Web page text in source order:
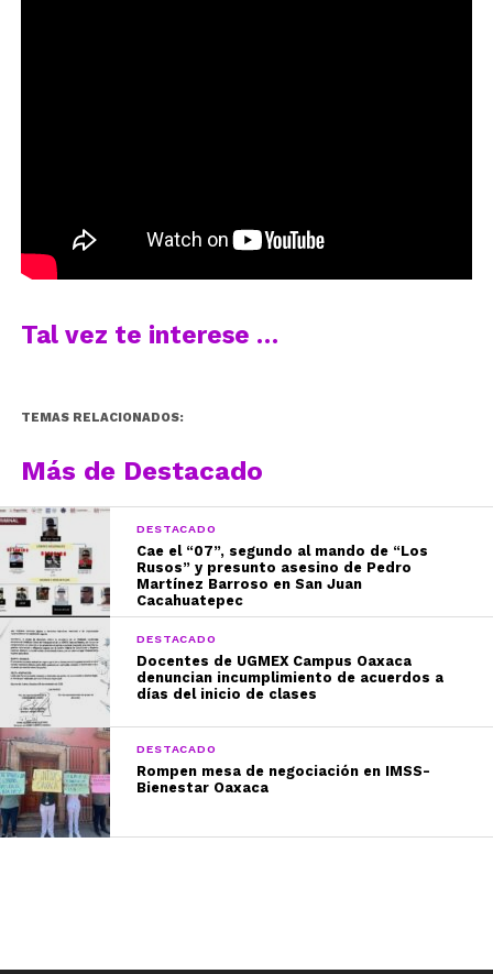
Tal vez te interese …
TEMAS RELACIONADOS:
Más de Destacado
DESTACADO
Cae el “07”, segundo al mando de “Los
Rusos” y presunto asesino de Pedro
Martínez Barroso en San Juan
Cacahuatepec
DESTACADO
Docentes de UGMEX Campus Oaxaca
denuncian incumplimiento de acuerdos a
días del inicio de clases
DESTACADO
Rompen mesa de negociación en IMSS-
Bienestar Oaxaca